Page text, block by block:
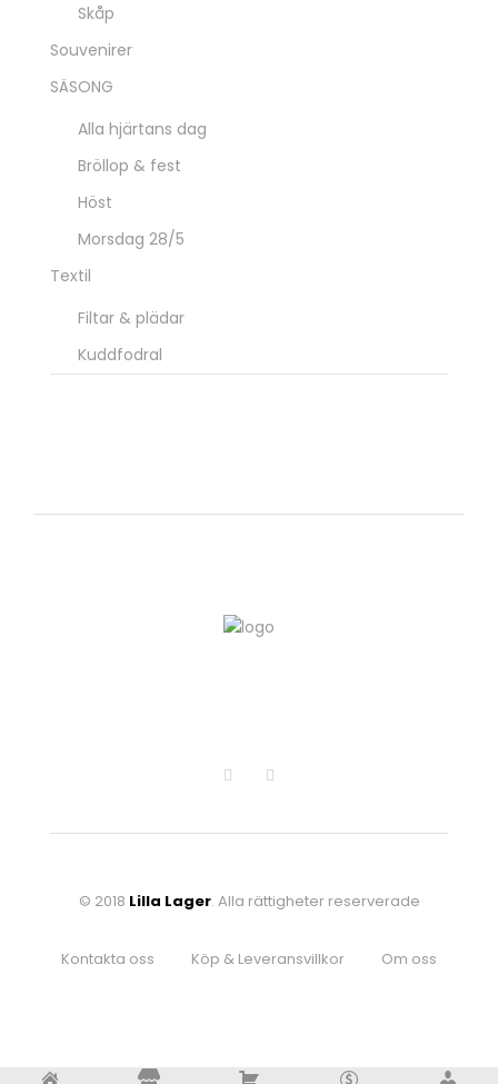
Skåp
Souvenirer
SÄSONG
Alla hjärtans dag
Bröllop & fest
Höst
Morsdag 28/5
Textil
Filtar & plädar
Kuddfodral
© 2018 Lilla Lager. Alla rättigheter reserverade
Kontakta oss Köp & Leveransvillkor Om oss